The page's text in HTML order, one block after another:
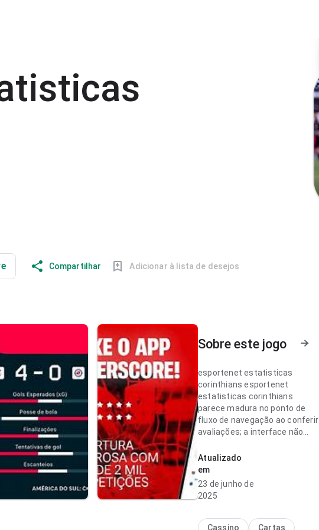
Compartilhar Adicionar à lista de desejos
Sobre este jogo
esportenet estatisticas
corinthians esportenet
estatisticas corinthians
parece madura no ponto de
fluxo de navegação ao conferir
avaliações; a interface não
app. Esse equilíbrio torna o app
mais interessante para testar.
esportenet estatisticas
velocidade de carregamento
Atualizado
em
23 de junho de
2025
Cassino
Cartas